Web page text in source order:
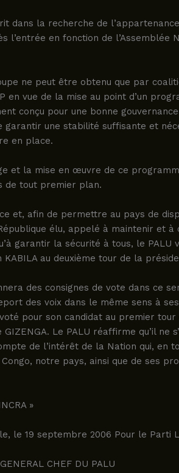
dans la recherche de
l’entrée en fonction de l’Assemblée
ne peut être obtenu que par
en vue de la mise au point d’un
conçu pour une bonne
garantir une stabilité suffisante et
en place.
et la mise en œuvre de ce
de tout premier plan.
et, afin de permettre au pays de
élu, appelé à maintenir et à
garantir la sécurité à tous, le PALU
KABILA au deuxième tour de la
des consignes de vote dans ce
des voix dans le même sens à
pour son candidat au premier
GIZENGA. Le PALU réaffirme qu’il ne
de l’intérêt de la Nation qui, en
notre pays, ainsi que de ses
»
le 19 septembre 2006 Pour le Parti
CHEF DU PALU